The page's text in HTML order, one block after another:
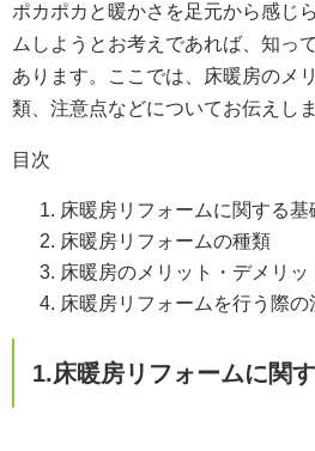
ポカポカと暖かさを足元から感じ
ムしようとお考えであれば、知っ
あります。ここでは、床暖房のメ
類、注意点などについてお伝えし
目次
床暖房リフォームに関する基
床暖房リフォームの種類
床暖房のメリット・デメリッ
床暖房リフォームを行う際の
1.床暖房リフォームに関